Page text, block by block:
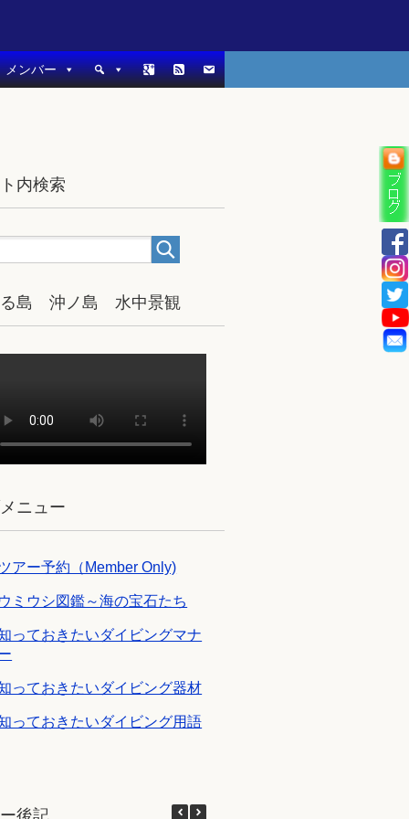
メンバー
内検索
る島 沖ノ島 水中景観
ニュー
アー予約（Member Only)
ウミウシ図鑑～海の宝石たち
っておきたいダイビングマナ
っておきたいダイビング器材
っておきたいダイビング用語